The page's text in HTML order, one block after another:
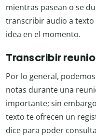
mientras pasean o se
transcribir audio a
idea en el momento.
Transcribir
Por lo general,
notas durante una
importante; sin
texto te ofrecen un
dice para poder